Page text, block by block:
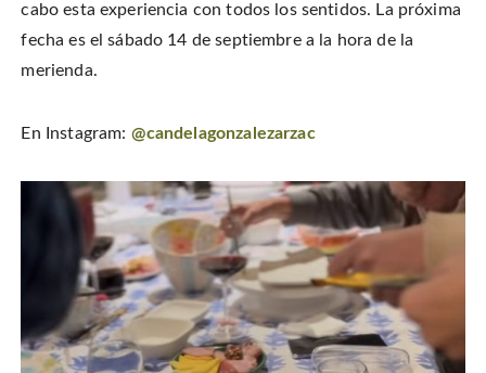
cabo esta experiencia con todos los sentidos. La próxima
fecha es el sábado 14 de septiembre a la hora de la
merienda.
En Instagram: @candelagonzalezarzac